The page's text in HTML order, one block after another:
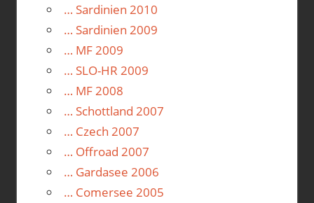
… Sardinien 2010
… Sardinien 2009
… MF 2009
… SLO-HR 2009
… MF 2008
… Schottland 2007
… Czech 2007
… Offroad 2007
… Gardasee 2006
… Comersee 2005